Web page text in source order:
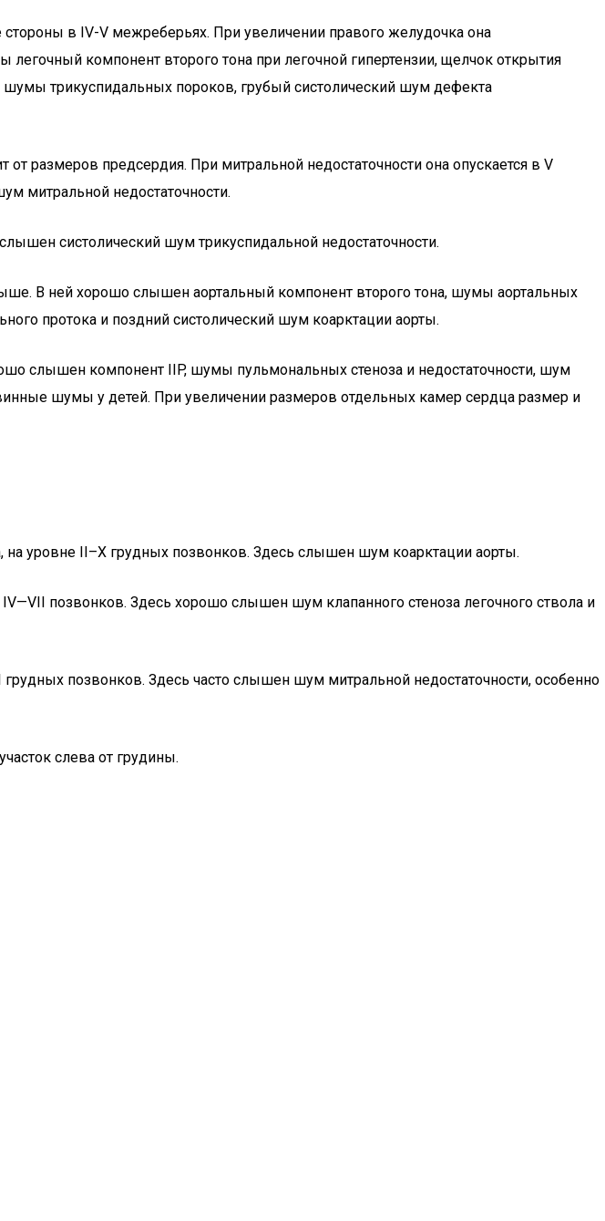
в IV-V межреберьях. При увеличении правого желудочка она
компонент второго тона при легочной гипертензии, щелчок открытия
шумы трикуспидальных пороков, грубый систолический шум дефекта
размеров предсердия. При митральной недостаточности она опускается в V
митральной недостаточности.
систолический шум трикуспидальной недостаточности.
В ней хорошо слышен аортальный компонент второго тона, шумы аортальных
протока и поздний систолический шум коарктации аорты.
слышен компонент IIP, шумы пульмональных стеноза и недостаточности, шум
шумы у детей. При увеличении размеров отдельных камер сердца размер и
уровне II–Х грудных позвонков. Здесь слышен шум коарктации аорты.
позвонков. Здесь хорошо слышен шум клапанного стеноза легочного ствола и
позвонков. Здесь часто слышен шум митральной недостаточности, особенно
слева от грудины.